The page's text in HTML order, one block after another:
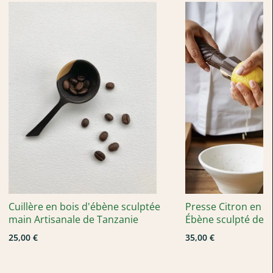
Lame lisse — coloris noir, rouge et jaune. Pour tartiner,
Lame à dent — coloris caramel. Le choix idéal pour la
tomate et la viande.
QUATRE COLORIS POUR COMPOSER VOTRE
Rouge — pour le dynamisme et la vitalité.
Noir — l'allure classique et sobre.
Jaune — une touche solaire et pop.
Caramel — le coloris collector de la référence, pour une
Vous pouvez dépareiller votre service en mêlant les couleurs
pour une table créole pleine de caractère, ou rester sur un
Cuillère en bois d'ébène sculptée
main Artisanale de Tanzanie
25,00 €
Presse Citron en
Ébène sculpté de
35,00 €